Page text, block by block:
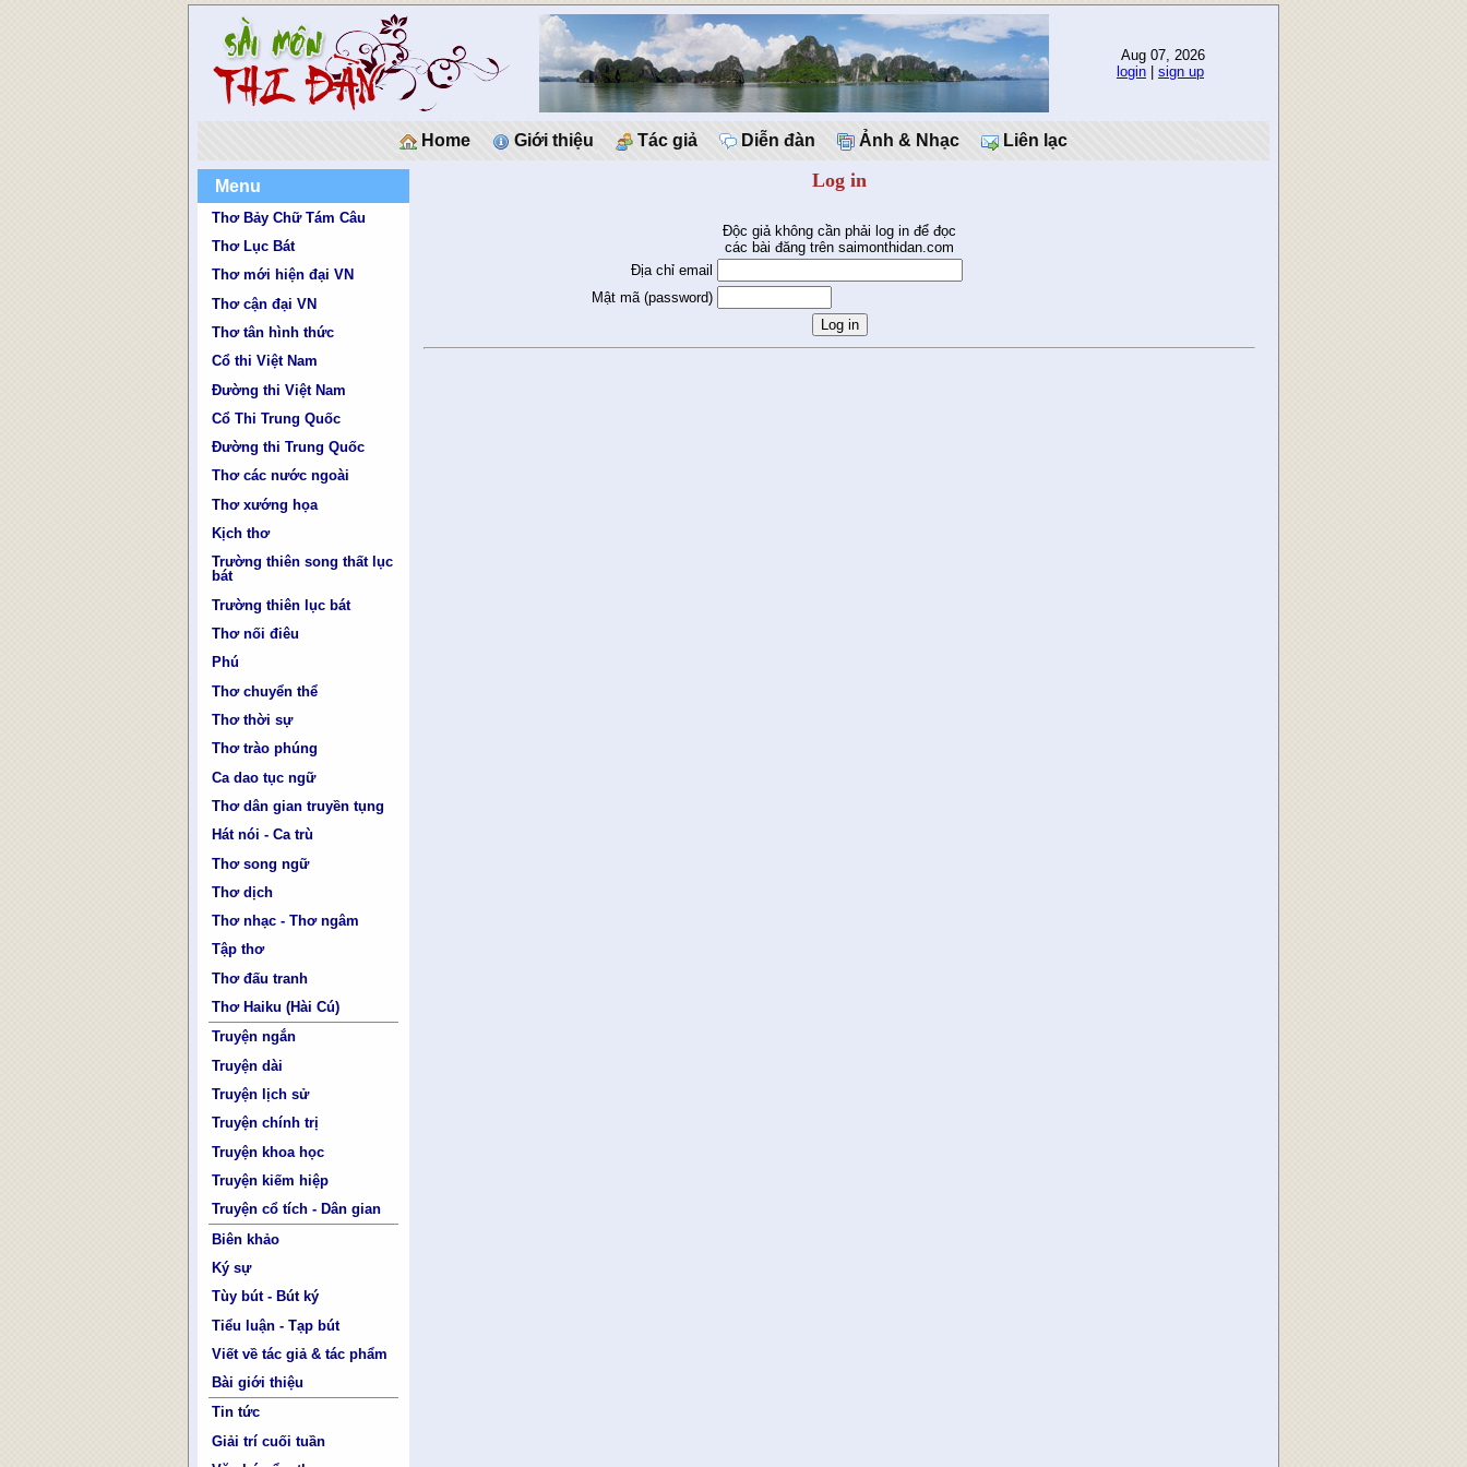
Aug 07, 2026
login
sign up
Home Giới thiệu Tác giả Diễn đàn Ảnh & Nhạc Liên lạc
Menu
Thơ Bảy Chữ Tám Câu
Thơ Lục Bát
Thơ mới hiện đại VN
Thơ cận đại VN
Thơ tân hình thức
Cổ thi Việt Nam
Đường thi Việt Nam
Cổ Thi Trung Quốc
Đường thi Trung Quốc
Thơ các nước ngoài
Thơ xướng họa
Kịch thơ
Trường thiên song thất lục
bát
Trường thiên lục bát
Thơ nối điêu
Phú
Thơ chuyển thể
Thơ thời sự
Thơ trào phúng
Ca dao tục ngữ
Thơ dân gian truyền tụng
Hát nói - Ca trù
Thơ song ngữ
Thơ dịch
Thơ nhạc - Thơ ngâm
Tập thơ
Thơ đấu tranh
Thơ Haiku (Hài Cú)
Truyện ngắn
Truyện dài
Truyện lịch sử
Truyện chính trị
Truyện khoa học
Truyện kiếm hiệp
Truyện cổ tích - Dân gian
Biên khảo
Ký sự
Tùy bút - Bút ký
Tiểu luận - Tạp bút
Viết về tác giả & tác phẩm
Bài giới thiệu
Tin tức
Giải trí cuối tuần
Log in
Độc giả không cần phải log in để đọc
các bài đăng trên saimonthidan.com
Địa chỉ email
Mật mã (password)